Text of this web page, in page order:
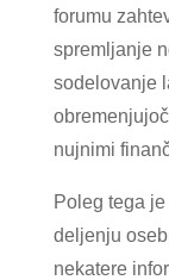
forumu
spremljanje
sodelovanje
nujnimi
Poleg tega
deljenju
nekatere